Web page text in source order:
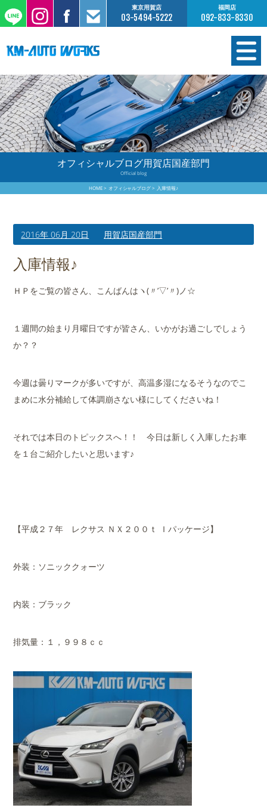
東京用賀店
03-5494-5222
福岡店
092-833-8330
在庫情報
オーダー販売
工場サービス
保証について
買取査定のご案内
会社概要
オフィシャルブログ用賀店国産部門
Official blog
HOME オフィシャルブログ 入庫情報♪
2016年 06月 20日 用賀店国産部門
入庫情報♪
ＨＰをご覧の皆さん、こんばんはヽ(〃’▽’〃)ノ☆
１週間の始まり月曜日ですが皆さん、いかがお過ごしでしょう
か？？
今週は曇りマークが多いですが、高温多湿になるそうなのでこ
まめに水分補給して体調崩さない様にしてくださいね！
それでは本日のトピックスへ！！ 今日は新しく入庫したお車
を１台ご紹介したいと思います♪
【平成２７年 レクサス ＮＸ２００ｔ Ｉパッケージ】
外装：ソニッククォーツ
内装：ブラック
排気量：１，９９８ｃｃ